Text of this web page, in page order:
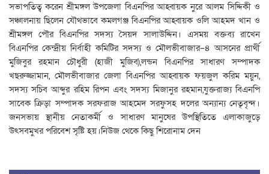
সভাপতিত্ব করেন শ্রীমঙ্গল উপজেলা বিএনপির আহ্বায়ক নুরে আলম সিদ্দিকী ও
সঞ্চালনায় ছিলেন যৌথভাবে কমলগঞ্জ বিএনপির আহ্বায়ক ওলি আহমদ খান ও
শ্রীমঙ্গল পৌর বিএনপির সদস্য সৈয়দ সালাউদ্দিন। এসময় বক্তব্য রাখেন
বিএনপির কেন্দ্রীয় নির্বাহী কমিটির সদস্য ও মৌলভীবাজার–৪ আসনের প্রার্থী
মুজিবুর রহমান চৌধুরী (হাজী মুজিব),লন্ডন বিএনপির সাধারণ সম্পাদক
খছরুজ্জামান, মৌলভীবাজার জেলা বিএনপির আহ্বায়ক ফয়জুল করিম ময়ুন,
সদস্য সচিব আব্দুর রহিম রিপন এবং সদস্য মিজানুর রহমান,যুক্তরাজ্য বিএনপি
সাবেক ক্রিড়া সম্পাদক সরফরাজ আহমেদ সরফুসহ দলের অন্যান্য নেতৃবৃন্দ।
জনসভায় স্থানীয় নেতাকর্মী ও সাধারণ মানুষের উপস্থিতিতে এলাকাজুড়ে
উৎসবমুখর পরিবেশ সৃষ্টি হয়।নিউজ থেকে কিছু শিরোনাম দেন